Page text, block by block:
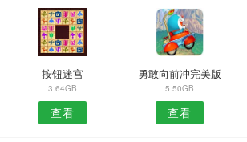
按钮迷宫
3.64GB
查看
勇敢向前冲完美版
5.50GB
查看